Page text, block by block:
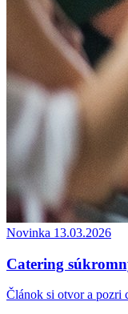
Novinka 13.03.2026
Catering
Článok si otvor a pozri